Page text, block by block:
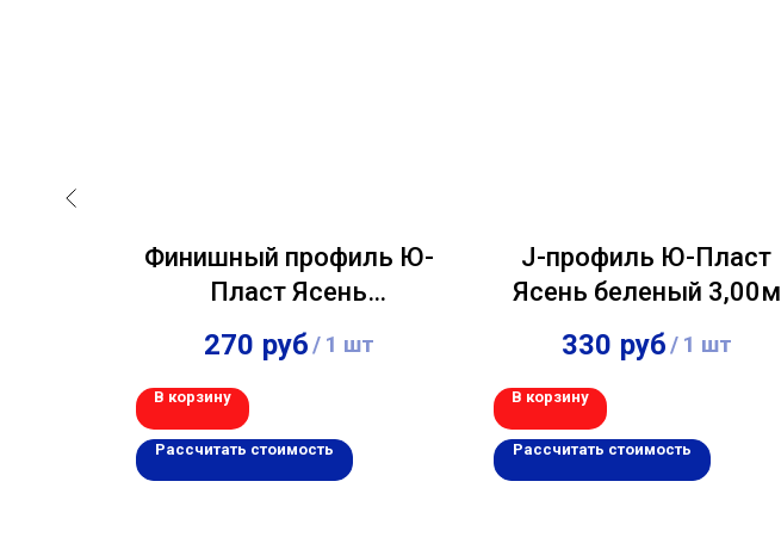
Финишный профиль Ю-
Пласт Ясень
золотистый 3,00м
270 руб/ 1 шт
В корзину
Рассчитать стоимость
J-профиль Ю-Пласт
Ясень беленый 3,00м
330 руб/ 1 шт
В корзину
Рассчитать стоимость